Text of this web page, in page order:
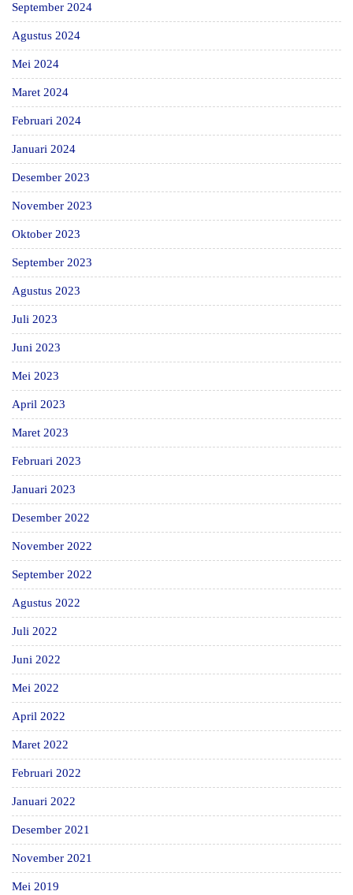
September 2024
Agustus 2024
Mei 2024
Maret 2024
Februari 2024
Januari 2024
Desember 2023
November 2023
Oktober 2023
September 2023
Agustus 2023
Juli 2023
Juni 2023
Mei 2023
April 2023
Maret 2023
Februari 2023
Januari 2023
Desember 2022
November 2022
September 2022
Agustus 2022
Juli 2022
Juni 2022
Mei 2022
April 2022
Maret 2022
Februari 2022
Januari 2022
Desember 2021
November 2021
Mei 2019